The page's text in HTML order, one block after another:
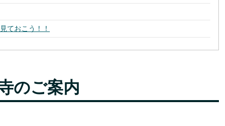
ておこう！！
のご案内